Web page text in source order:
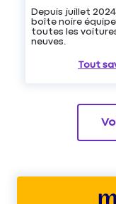
Depuis juillet
boîte noire équipe
toutes les
neuves.
Tout